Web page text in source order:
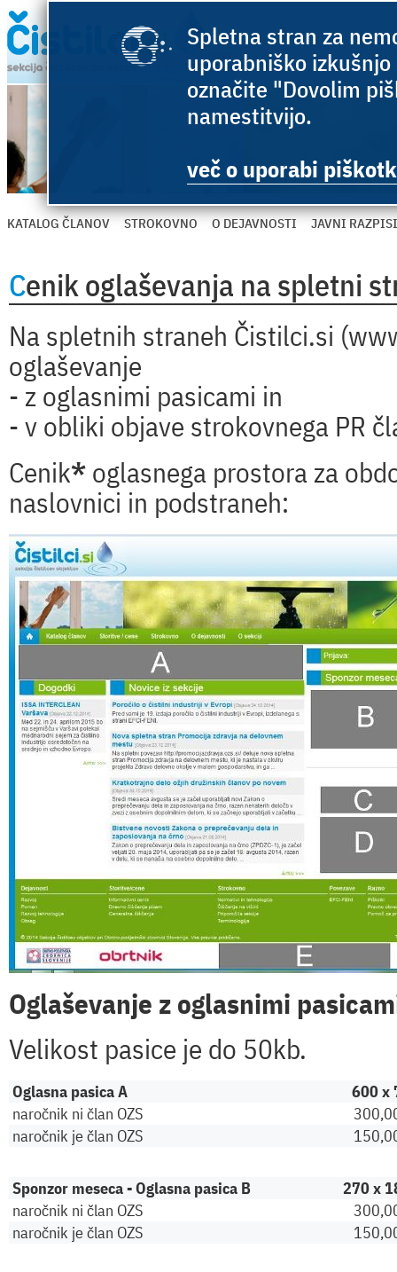
KATALOG ČLANOV STROKOVNO O DEJAVNOSTI JAVNI RAZPISI
Cenik oglaševanja na spletni
Na spletnih straneh Čistilci.si
oglaševanje
- z oglasnimi pasicami in
- v obliki objave strokovnega PR
Cenik*oglasnega prostora za
naslovnici in podstraneh:
Oglaševanje z oglasnimi
Velikost pasice je do 50kb.
Oglasna pasica A
600 x
naročnik ni član OZS
naročnik je član OZS
Sponzor meseca - Oglasna pasica B
270 x
naročnik ni član OZS
naročnik je član OZS
Spletna stran za
uporabniško
označite "Dovolim
namestitvijo.
več o uporabi